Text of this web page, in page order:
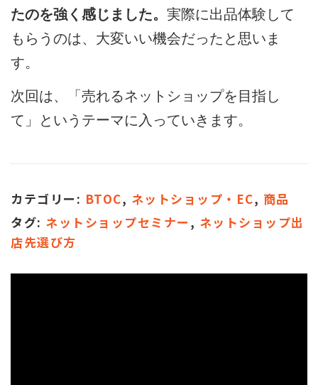
たのを強く感じました。 実際に出品体験して
もらうのは、大変いい機会だったと思いま
す。
次回は、「売れるネットショップを目指し
て」というテーマに入っていきます。
カテゴリー: BTOC, ネットショップ・EC, 商品
タグ: ネットショップセミナー , ネットショップ出
店先選び方